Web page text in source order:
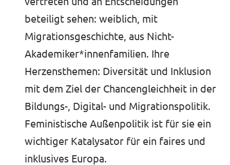
beteiligt sehen: weiblich, mit
Migrationsgeschichte, aus Nicht-
Akademiker*innenfamilien. Ihre
Herzensthemen: Diversität und Inklusion
mit dem Ziel der Chancengleichheit in der
Bildungs-, Digital- und Migrationspolitik.
Feministische Außenpolitik ist für sie ein
wichtiger Katalysator für ein faires und
inklusives Europa.